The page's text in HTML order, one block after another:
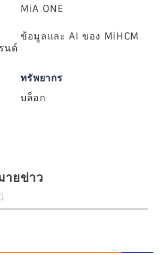
นด์
MiA ONE
ข้อมูลและ AI ของ MiHCM
ทรัพยากร
บล็อก
ายข่าว